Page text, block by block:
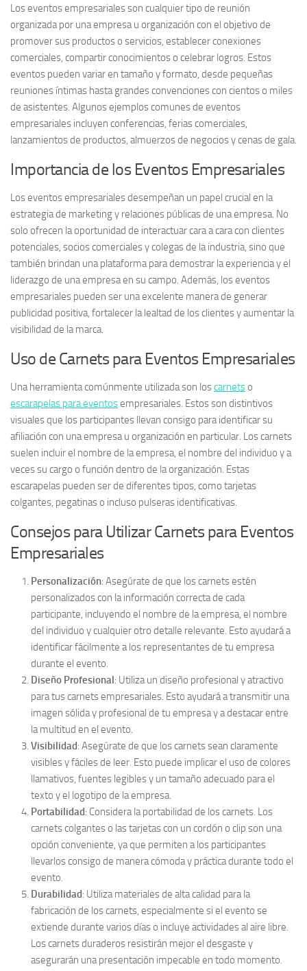
Los eventos empresariales son cualquier tipo de reunión
organizada por una empresa u organización con el objetivo de
promover sus productos o servicios, establecer conexiones
comerciales, compartir conocimientos o celebrar logros. Estos
eventos pueden variar en tamaño y formato, desde pequeñas
reuniones íntimas hasta grandes convenciones con cientos o miles
de asistentes. Algunos ejemplos comunes de eventos
empresariales incluyen conferencias, ferias comerciales,
lanzamientos de productos, almuerzos de negocios y cenas de gala.
Importancia de los Eventos Empresariales
Los eventos empresariales desempeñan un papel crucial en la
estrategia de marketing y relaciones públicas de una empresa. No
solo ofrecen la oportunidad de interactuar cara a cara con clientes
potenciales, socios comerciales y colegas de la industria, sino que
también brindan una plataforma para demostrar la experiencia y el
liderazgo de una empresa en su campo. Además, los eventos
empresariales pueden ser una excelente manera de generar
publicidad positiva, fortalecer la lealtad de los clientes y aumentar la
visibilidad de la marca.
Uso de Carnets para Eventos Empresariales
Una herramienta comúnmente utilizada son loscarnetso
escarapelas para eventosempresariales. Estos son distintivos
visuales que los participantes llevan consigo para identificar su
afiliación con una empresa u organización en particular. Los carnets
suelen incluir el nombre de la empresa, el nombre del individuo y a
veces su cargo o función dentro de la organización. Estas
escarapelas pueden ser de diferentes tipos, como tarjetas
colgantes, pegatinas o incluso pulseras identificativas.
Consejos para Utilizar Carnets para Eventos
Empresariales
Personalización: Asegúrate de que los carnets estén
personalizados con la información correcta de cada
participante, incluyendo el nombre de la empresa, el nombre
del individuo y cualquier otro detalle relevante. Esto ayudará a
identificar fácilmente a los representantes de tu empresa
durante el evento.
Diseño Profesional: Utiliza un diseño profesional y atractivo
para tus carnets empresariales. Esto ayudará a transmitir una
imagen sólida y profesional de tu empresa y a destacar entre
la multitud en el evento.
Visibilidad: Asegúrate de que los carnets sean claramente
visibles y fáciles de leer. Esto puede implicar el uso de colores
llamativos, fuentes legibles y un tamaño adecuado para el
texto y el logotipo de la empresa.
Portabilidad: Considera la portabilidad de los carnets. Los
carnets colgantes o las tarjetas con un cordón o clip son una
opción conveniente, ya que permiten a los participantes
llevarlos consigo de manera cómoda y práctica durante todo el
evento.
Durabilidad: Utiliza materiales de alta calidad para la
fabricación de los carnets, especialmente si el evento se
extiende durante varios días o incluye actividades al aire libre.
Los carnets duraderos resistirán mejor el desgaste y
asegurarán una presentación impecable en todo momento.